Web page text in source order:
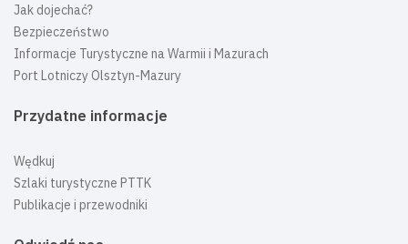
Jak dojechać?
Bezpieczeństwo
Informacje Turystyczne na Warmii i Mazurach
Port Lotniczy Olsztyn-Mazury
Przydatne informacje
Wędkuj
Szlaki turystyczne PTTK
Publikacje i przewodniki